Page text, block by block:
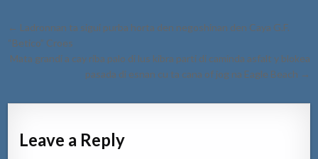
Post
navigation
← Ladronnan ta sigui purba horta den negoshinan den Caya G.F.
“Betico” Croes
Mata grandi a cay riba palo di lus kibra parti di caminda asfalt y blokea
pasada di esnan cu ta cana of jog na Eagle Beach →
Leave a Reply